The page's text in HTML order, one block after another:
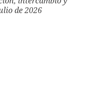
de 2026